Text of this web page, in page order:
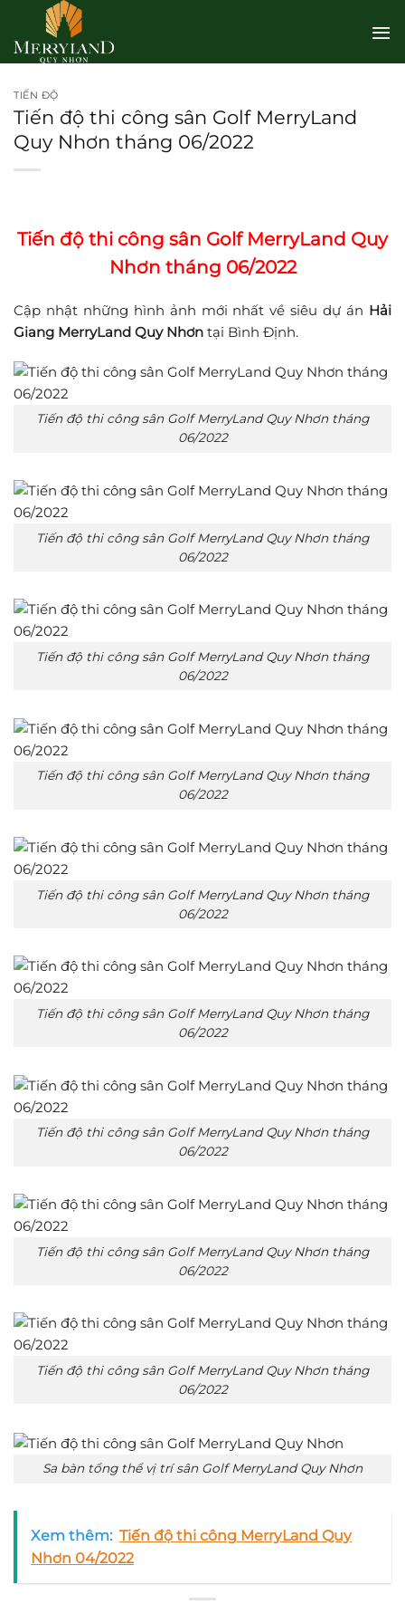
nội
TIẾN ĐỘ
Tiến độ thi công sân Golf MerryLand
Quy Nhơn tháng 06/2022
Tiến độ thi công sân Golf MerryLand Quy
Nhơn tháng 06/2022
Cập nhật những hình ảnh mới nhất về siêu dự án Hải
Giang MerryLand Quy Nhơn tại Bình Định.
Tiến độ thi công sân Golf MerryLand Quy Nhơn tháng
06/2022
Tiến độ thi công sân Golf MerryLand Quy Nhơn tháng
06/2022
Tiến độ thi công sân Golf MerryLand Quy Nhơn tháng
06/2022
Tiến độ thi công sân Golf MerryLand Quy Nhơn tháng
06/2022
Tiến độ thi công sân Golf MerryLand Quy Nhơn tháng
06/2022
Tiến độ thi công sân Golf MerryLand Quy Nhơn tháng
06/2022
Tiến độ thi công sân Golf MerryLand Quy Nhơn tháng
06/2022
Tiến độ thi công sân Golf MerryLand Quy Nhơn tháng
06/2022
Tiến độ thi công sân Golf MerryLand Quy Nhơn tháng
06/2022
Sa bàn tổng thể vị trí sân Golf MerryLand Quy Nhơn
Xem thêm: Tiến độ thi công MerryLand Quy
Nhơn 04/2022